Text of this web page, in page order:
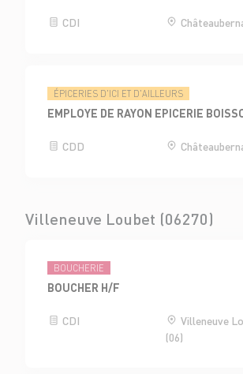
CDI
ÉPICERIES D'ICI ET D'AILLEURS
EMPLOYE DE RAYON EPICERIE
CDD
Villeneuve Loubet (06270)
BOUCHERIE
BOUCHER H/F
CDI
Villeneuve
(06)